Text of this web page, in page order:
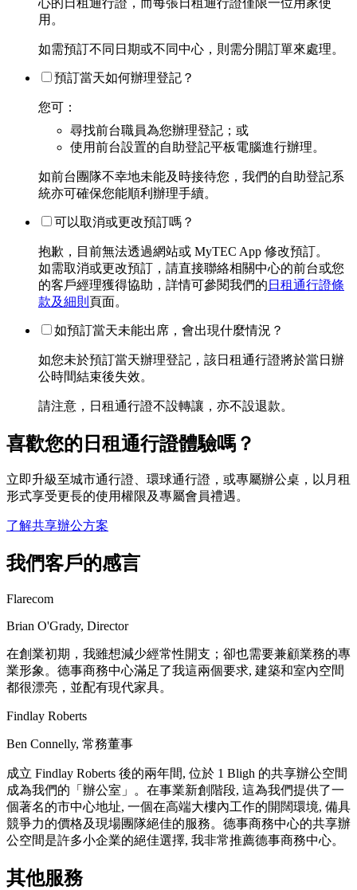
用。
如需預訂不同日期或不同中心，則需分開訂單來處理。
預訂當天如何辦理登記？
您可：
尋找前台職員為您辦理登記；或
使用前台設置的自助登記平板電腦進行辦理。
如前台團隊不幸地未能及時接待您，我們的自助登記系
統亦可確保您能順利辦理手續。
可以取消或更改預訂嗎？
抱歉，目前無法透過網站或 MyTEC App 修改預訂。
如需取消或更改預訂，請直接聯絡相關中心的前台或您
的客戶經理獲得協助，詳情可參閱我們的 日租通行證條
款及細則 頁面。
如預訂當天未能出席，會出現什麼情況？
如您未於預訂當天辦理登記，該日租通行證將於當日辦
公時間結束後失效。
請注意，日租通行證不設轉讓，亦不設退款。
喜歡您的日租通行證體驗嗎？
立即升級至城市通行證、環球通行證，或專屬辦公桌，以月租
形式享受更長的使用權限及專屬會員禮遇。
了解共享辦公方案
我們客戶的感言
Flarecom
Brian O'Grady, Director
在創業初期，我雖想減少經常性開支；卻也需要兼顧業務的專
業形象。德事商務中心滿足了我這兩個要求, 建築和室內空間
都很漂亮，並配有現代家具。
Findlay Roberts
Ben Connelly, 常務董事
成立 Findlay Roberts 後的兩年間, 位於 1 Bligh 的共享辦公空間
成為我們的「辦公室」。在事業新創階段, 這為我們提供了一
個著名的市中心地址, 一個在高端大樓內工作的開闊環境, 備具
競爭力的價格及現場團隊絕佳的服務。德事商務中心的共享辦
公空間是許多小企業的絕佳選擇, 我非常推薦德事商務中心。
其他服務